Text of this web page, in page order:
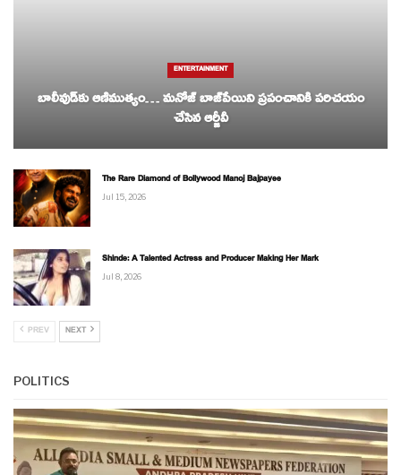
ENTERTAINMENT
బాలీవుడ్‌కు ఆణిముత్యం… మనోజ్ బాజ్‌పేయిని ప్రపంచానికి పరిచయం
చేసిన ఆర్జీవీ
The Rare Diamond of Bollywood Manoj Bajpayee
Jul 15, 2026
Shinde: A Talented Actress and Producer Making Her Mark
Jul 8, 2026
PREV NEXT
POLITICS